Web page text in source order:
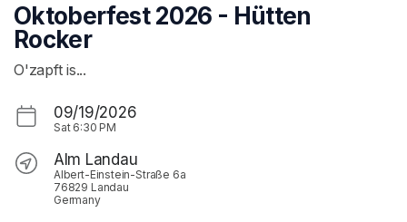
Oktoberfest 2026 - Hütten
Rocker
O'zapft is...
09/19/2026
Sat 6:30 PM
Alm Landau
Albert-Einstein-Straße 6a
76829 Landau
Germany